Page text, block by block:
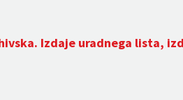
Izdaje uradnega lista,